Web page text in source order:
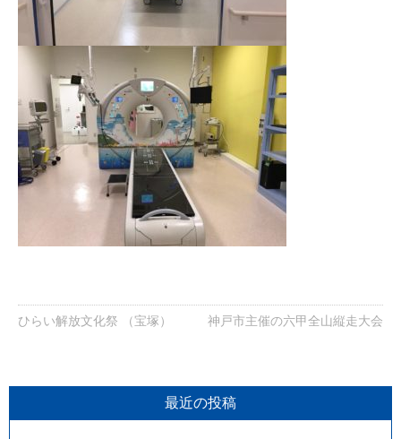
ひらい解放文化祭 （宝塚） 神戸市主催の六甲全山縦走大会
最近の投稿